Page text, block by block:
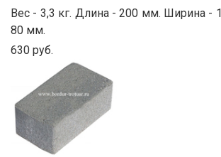
Вес - 3,3 кг. Длина - 200 мм. Ширина -
80 мм.
630 руб.